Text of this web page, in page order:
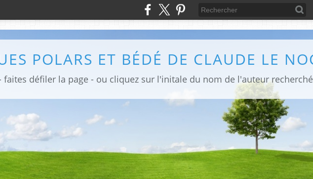
faites défiler la page - ou cliquez sur l'initale du nom de l'auteur recherché